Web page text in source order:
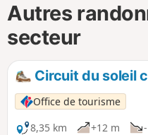
Autres
secteur
Circuit du soleil
Office de tourisme
8,35 km
+12 m